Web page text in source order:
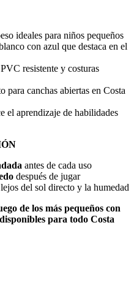
ideales para niños pequeños
con azul que destaca en el
PVC resistente y costuras
para canchas abiertas en Costa
el aprendizaje de habilidades
antes de cada uso
después de jugar
del sol directo y la humedad
de los más pequeños con
para todo Costa